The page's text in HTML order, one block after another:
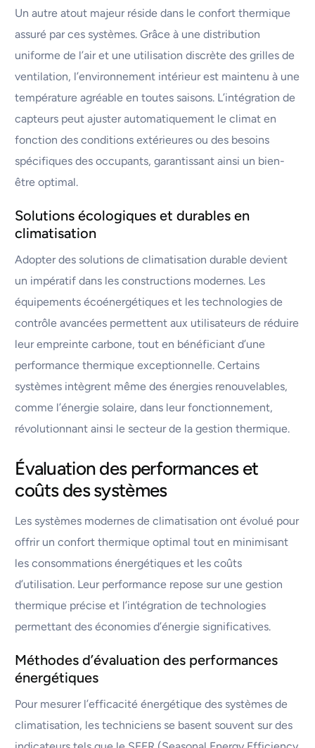
Un autre atout majeur réside dans le confort thermique
assuré par ces systèmes. Grâce à une distribution
uniforme de l’air et une utilisation discrète des grilles de
ventilation, l’environnement intérieur est maintenu à une
température agréable en toutes saisons. L’intégration de
capteurs peut ajuster automatiquement le climat en
fonction des conditions extérieures ou des besoins
spécifiques des occupants, garantissant ainsi un bien-
être optimal.
Solutions écologiques et durables en
climatisation
Adopter des solutions de climatisation durable devient
un impératif dans les constructions modernes. Les
équipements écoénergétiques et les technologies de
contrôle avancées permettent aux utilisateurs de réduire
leur empreinte carbone, tout en bénéficiant d’une
performance thermique exceptionnelle. Certains
systèmes intègrent même des énergies renouvelables,
comme l’énergie solaire, dans leur fonctionnement,
révolutionnant ainsi le secteur de la gestion thermique.
Évaluation des performances et
coûts des systèmes
Les systèmes modernes de climatisation ont évolué pour
offrir un confort thermique optimal tout en minimisant
les consommations énergétiques et les coûts
d’utilisation. Leur performance repose sur une gestion
thermique précise et l’intégration de technologies
permettant des économies d’énergie significatives.
Méthodes d’évaluation des performances
énergétiques
Pour mesurer l’efficacité énergétique des systèmes de
climatisation, les techniciens se basent souvent sur des